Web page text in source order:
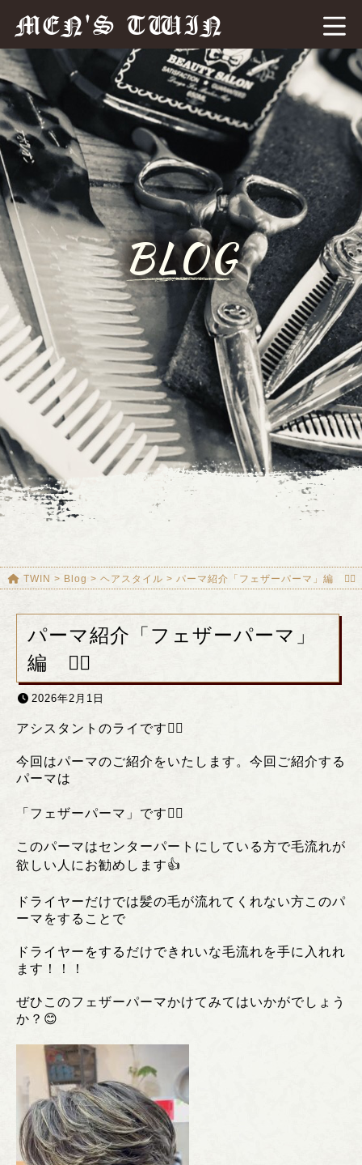
MEN'S TWIN
BLOG
TWIN > Blog > ヘアスタイル > パーマ紹介「フェザーパーマ」編 ❤️‍🔥
パーマ紹介「フェザーパーマ」
編 ❤️‍🔥
2026年2月1日
アシスタントのライです❤️‍🔥
今回はパーマのご紹介をいたします。今回ご紹介する
パーマは
「フェザーパーマ」です❤️‍🔥
このパーマはセンターパートにしている方で毛流れが
欲しい人にお勧めします👍
ドライヤーだけでは髪の毛が流れてくれない方このパ
ーマをすることで
ドライヤーをするだけできれいな毛流れを手に入れれ
ます！！！
ぜひこのフェザーパーマかけてみてはいかがでしょう
か？😊